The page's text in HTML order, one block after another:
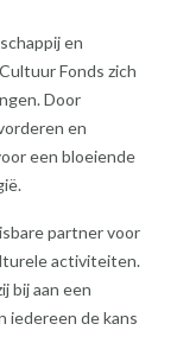
en
Fonds zich
Door
en
een bloeiende
partner voor
activiteiten.
bij aan een
iedereen de kans